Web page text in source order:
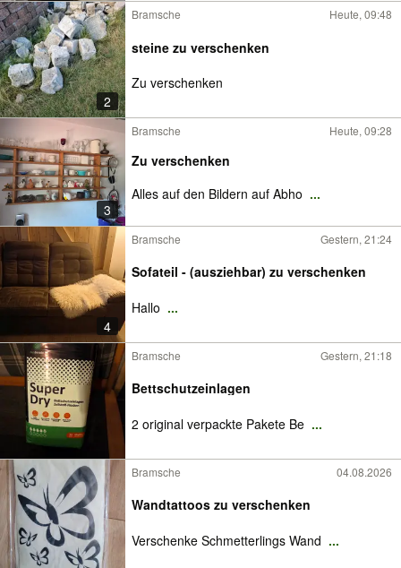
2
Bramsche Heute, 09:48
steine zu verschenken
Zu verschenken
3
Bramsche Heute, 09:28
Zu verschenken
Alles auf den Bildern auf Abho ...
4
Bramsche Gestern, 21:24
Sofateil - (ausziehbar) zu verschenken
Hallo ...
Bramsche Gestern, 21:18
Bettschutzeinlagen
2 original verpackte Pakete Be ...
Bramsche 04.08.2026
Wandtattoos zu verschenken
Verschenke Schmetterlings Wand ...